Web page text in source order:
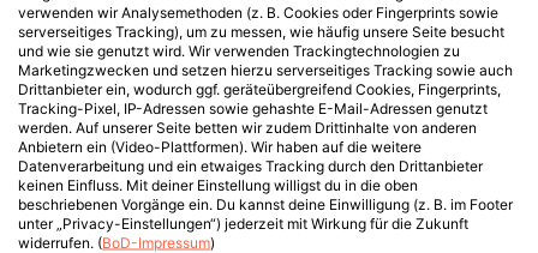
verwenden wir Analysemethoden (z. B. Cookies oder Fingerprints sowie
serverseitiges Tracking), um zu messen, wie häufig unsere Seite besucht
und wie sie genutzt wird. Wir verwenden Trackingtechnologien zu
Marketingzwecken und setzen hierzu serverseitiges Tracking sowie auch
Drittanbieter ein, wodurch ggf. geräteübergreifend Cookies, Fingerprints,
Tracking-Pixel, IP-Adressen sowie gehashte E-Mail-Adressen genutzt
werden. Auf unserer Seite betten wir zudem Drittinhalte von anderen
Anbietern ein (Video-Plattformen). Wir haben auf die weitere
Datenverarbeitung und ein etwaiges Tracking durch den Drittanbieter
keinen Einfluss. Mit deiner Einstellung willigst du in die oben
beschriebenen Vorgänge ein. Du kannst deine Einwilligung (z. B. im Footer
unter „Privacy-Einstellungen“) jederzeit mit Wirkung für die Zukunft
widerrufen. (BoD-Impressum)